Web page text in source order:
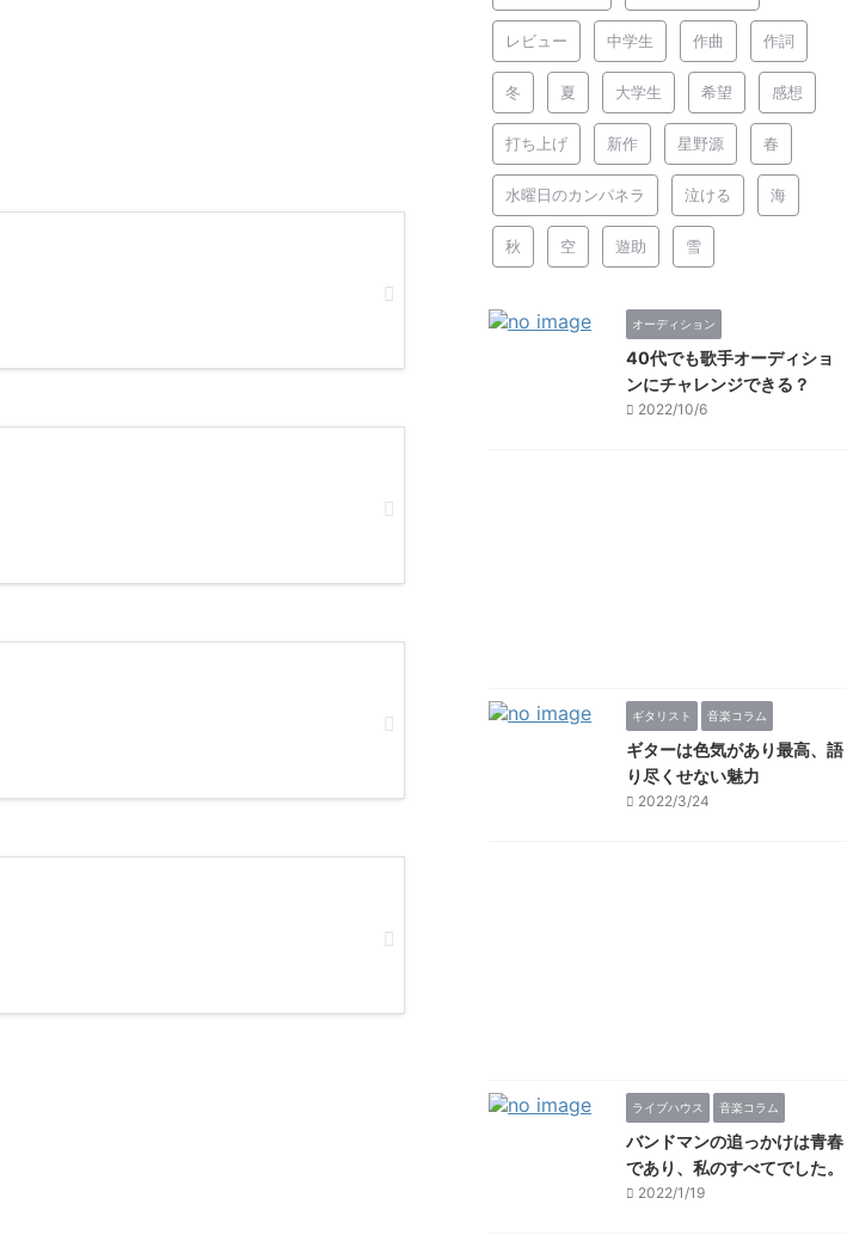
レビュー 中学生 作曲 作詞
冬 夏 大学生 希望 感想
打ち上げ 新作 星野源 春
水曜日のカンパネラ 泣ける 海
秋 空 遊助 雪
オーディション
40代でも歌手オーディショ
ンにチャレンジできる？
2022/10/6
ギタリスト 音楽コラム
ギターは色気があり最高、語
り尽くせない魅力
2022/3/24
ライブハウス 音楽コラム
バンドマンの追っかけは青春
であり、私のすべてでした。
2022/1/19